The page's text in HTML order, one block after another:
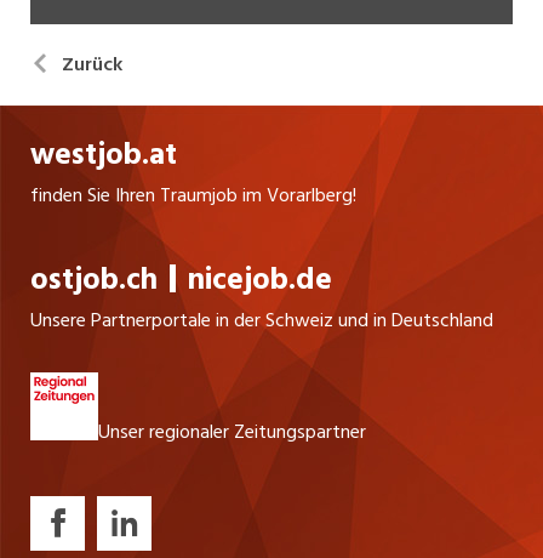
Zurück
westjob.at
finden Sie Ihren Traumjob im Vorarlberg!
ostjob.ch nicejob.de
Unsere Partnerportale in der Schweiz und in Deutschland
Unser regionaler Zeitungspartner